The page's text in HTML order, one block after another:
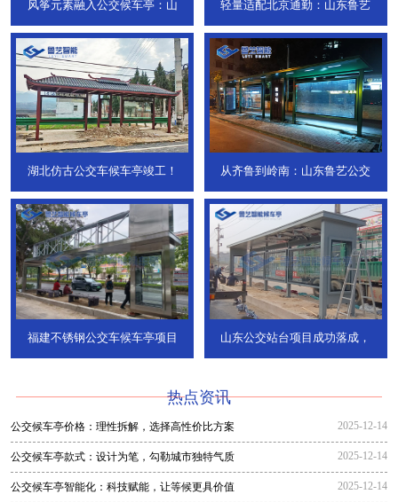
风筝元素融入公交候车亭：山 轻量适配北京通勤：山东鲁艺
湖北仿古公交车候车亭竣工！ 从齐鲁到岭南：山东鲁艺公交
福建不锈钢公交车候车亭项目 山东公交站台项目成功落成，
热点资讯
公交候车亭价格：理性拆解，选择高性价比方案 2025-12-14
公交候车亭款式：设计为笔，勾勒城市独特气质 2025-12-14
公交候车亭智能化：科技赋能，让等候更具价值 2025-12-14